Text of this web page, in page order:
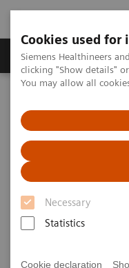
Cookies used
Siemens Healthineers
clicking "Show details"
You may allow all
Necessary
Statistics
Cookie declaration
Продукты и решения
Компьютерная
Компьютерная
клинического
—
для
применения